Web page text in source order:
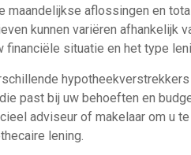
maandelijkse aflossingen en
kunnen variëren afhankelijk
financiële situatie en het type
past bij uw behoeften en
adviseur of makelaar om u
lening.